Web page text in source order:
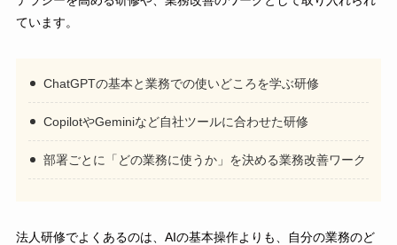
ています。
ChatGPTの基本と業務での使いどころを学ぶ研修
CopilotやGeminiなど自社ツールに合わせた研修
部署ごとに「どの業務に使うか」を決める業務改善ワーク
法人研修でよくあるのは、AIの基本操作よりも、自分の業務のど